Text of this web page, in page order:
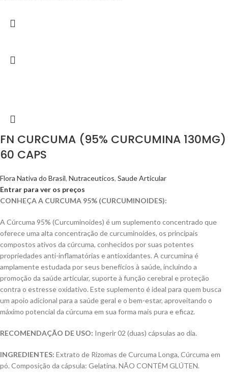
FN CURCUMA (95% CURCUMINA 130MG)
60 CAPS
Flora Nativa do Brasil, Nutraceuticos, Saude Articular
Entrar para ver os preços
CONHEÇA A CURCUMA 95% (CURCUMINOIDES):
A Cúrcuma 95% (Curcuminoides) é um suplemento concentrado que
oferece uma alta concentração de curcuminoides, os principais
compostos ativos da cúrcuma, conhecidos por suas potentes
propriedades anti-inflamatórias e antioxidantes. A curcumina é
amplamente estudada por seus benefícios à saúde, incluindo a
promoção da saúde articular, suporte à função cerebral e proteção
contra o estresse oxidativo. Este suplemento é ideal para quem busca
um apoio adicional para a saúde geral e o bem-estar, aproveitando o
máximo potencial da cúrcuma em sua forma mais pura e eficaz.
RECOMENDAÇÃO DE USO: Ingerir 02 (duas) cápsulas ao dia.
INGREDIENTES: Extrato de Rizomas de Curcuma Longa, Cúrcuma em
pó. Composição da cápsula: Gelatina. NÃO CONTÉM GLÚTEN.